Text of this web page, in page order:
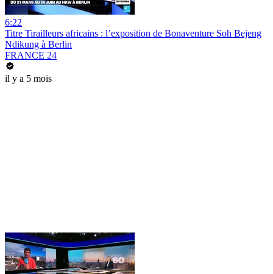
6:22
Titre Tirailleurs africains : l’exposition de Bonaventure Soh Bejeng
Ndikung à Berlin
FRANCE 24
il y a 5 mois